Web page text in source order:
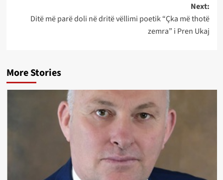
Next:
Ditë më parë doli në dritë vëllimi poetik “Çka më thotë
zemra” i Pren Ukaj
More Stories